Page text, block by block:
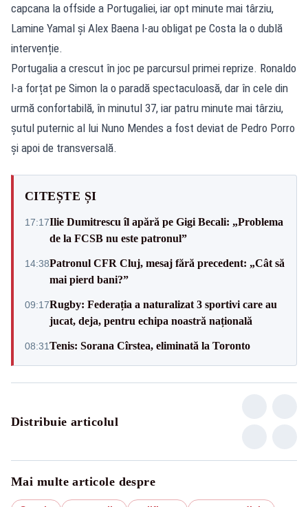
capcana la offside a Portugaliei, iar opt minute mai târziu,
Lamine Yamal și Alex Baena l-au obligat pe Costa la o dublă
intervenție.
Portugalia a crescut în joc pe parcursul primei reprize. Ronaldo
l-a forțat pe Simon la o paradă spectaculoasă, dar în cele din
urmă confortabilă, în minutul 37, iar patru minute mai târziu,
șutul puternic al lui Nuno Mendes a fost deviat de Pedro Porro
și apoi de transversală.
CITEȘTE ȘI
17:17Ilie Dumitrescu îl apără pe Gigi Becali: „Problema
de la FCSB nu este patronul”
14:38Patronul CFR Cluj, mesaj fără precedent: „Cât să
mai pierd bani?”
09:17Rugby: Federația a naturalizat 3 sportivi care au
jucat, deja, pentru echipa noastră națională
08:31Tenis: Sorana Cîrstea, eliminată la Toronto
Distribuie articolul
Mai multe articole despre